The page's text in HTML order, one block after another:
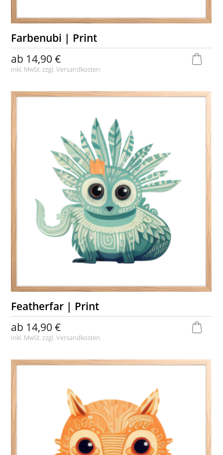
Farbenubi | Print
ab 14,90 €
inkl. MwSt. zzgl.Versandkosten
Featherfar | Print
ab 14,90 €
inkl. MwSt. zzgl.Versandkosten